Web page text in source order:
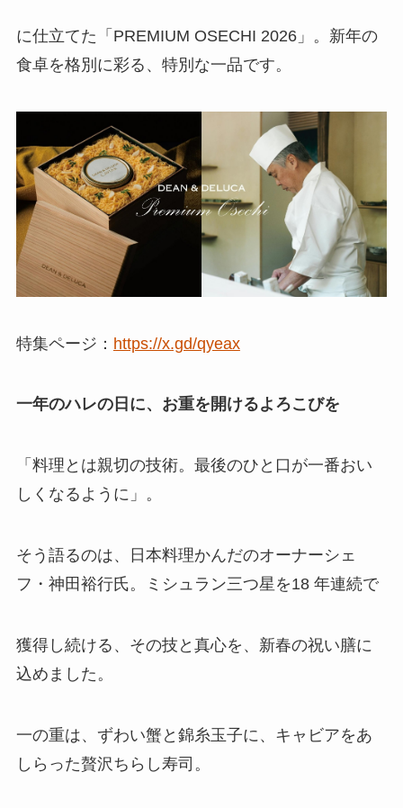
に仕立てた「PREMIUM OSECHI 2026」。新年の
食卓を格別に彩る、特別な一品です。
特集ページ： https://x.gd/qyeax
一年のハレの日に、お重を開けるよろこびを
「料理とは親切の技術。最後のひと口が一番おい
しくなるように」。
そう語るのは、日本料理かんだのオーナーシェ
フ・神田裕行氏。ミシュラン三つ星を18 年連続で
獲得し続ける、その技と真心を、新春の祝い膳に
込めました。
一の重は、ずわい蟹と錦糸玉子に、キャビアをあ
しらった贅沢ちらし寿司。